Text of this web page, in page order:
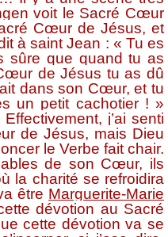
voit le Sacré Cœur
Cœur de Jésus, et
à saint Jean : « Tu es
sûre que quand tu as
de Jésus tu as dû
dans son Cœur, et tu
un petit cachotier ! »
j’ai senti
de Jésus, mais Dieu
le Verbe fait chair.
de son Cœur, ils
la charité se refroidira
être Marguerite-Marie
dévotion au Sacré
cette dévotion va se